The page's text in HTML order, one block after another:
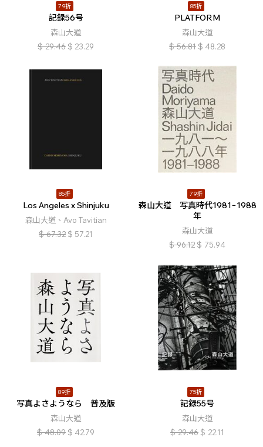
79折
記録56号
森山大道
$ 29.46 $ 23.29
85折
PLATFORM
森山大道
$ 56.81 $ 48.28
85折
Los Angeles x Shinjuku
森山大道、Avo Tavitian
$ 67.32 $ 57.21
79折
森山大道 写真時代1981−1988
年
森山大道
$ 96.12 $ 75.94
89折
写真よさようなら 普及版
森山大道
$ 48.09 $ 42.79
75折
記録55号
森山大道
$ 29.46 $ 22.11